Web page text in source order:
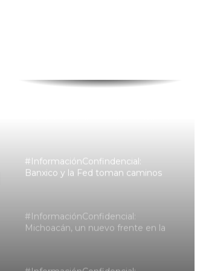
Pemex
#InformaciónConfindencial:
Banxico y la Fed toman caminos
#InformaciónConfidencial:
Michoacán, un nuevo frente en la